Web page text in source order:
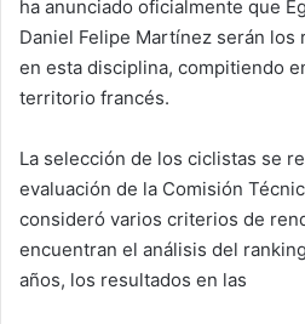
ha anunciado oficialmente que
Daniel Felipe Martínez serán los
en esta disciplina, compitiendo
territorio francés.
La selección de los ciclistas se
evaluación de la Comisión
consideró varios criterios de
encuentran el análisis del
años, los resultados en las